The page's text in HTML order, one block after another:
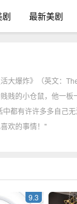
最新美剧
大爆炸》（英文：
贱的小仓鼠，他一
中都有许许多多自己
欢的事情！"
9.3